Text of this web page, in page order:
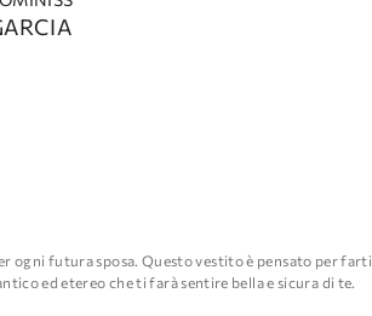
ogni futura sposa. Questo vestito è pensato per farti
ed etereo che ti farà sentire bella e sicura di te.